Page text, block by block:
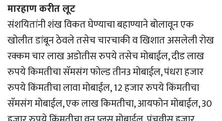
मारहाण करीत लूट
संशयितांनी शंख विकत घेण्याचा बहाण्याने बोलावून एक
खोलीत डांबून ठेवले तसेच चारचाकी व खिशात असलेली रोख
रक्कम चार लाख अडोतीस रुपये तसेच मोबाईल, दीड लाख
रुपये किमतीचा सॅमसंग फोल्ड तीन3 मोबाईल, पंधरा हजार
रुपये किंमतीचा लावा मोबाईल, 12 हजार रुपये किंमतीचा
सॅमसंग मोबाईल, एक लाख किमतीचा, आयफोन मोबाईल, 30